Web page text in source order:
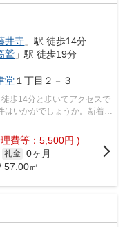
井寺 」駅 徒歩14分
鷲 」駅 徒歩19分
堂１丁目２－３
歩14分と歩いてアクセスで
はいかがでしょうか。新着情
費等：5,500円 )
礼金 0ヶ月
57.00㎡